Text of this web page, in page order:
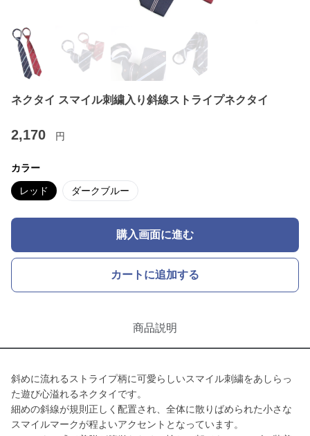
ネクタイ スマイル刺繍入り斜線ストライプネクタイ
2,170 円
カラー
レッド ダークブルー
購入画面に進む
カートに追加する
商品説明
斜めに流れるストライプ柄に可愛らしいスマイル刺繍をあしらっ
た遊び心溢れるネクタイです。
細めの斜線が規則正しく配置され、全体に散りばめられた小さな
スマイルマークが程よいアクセントとなっています。